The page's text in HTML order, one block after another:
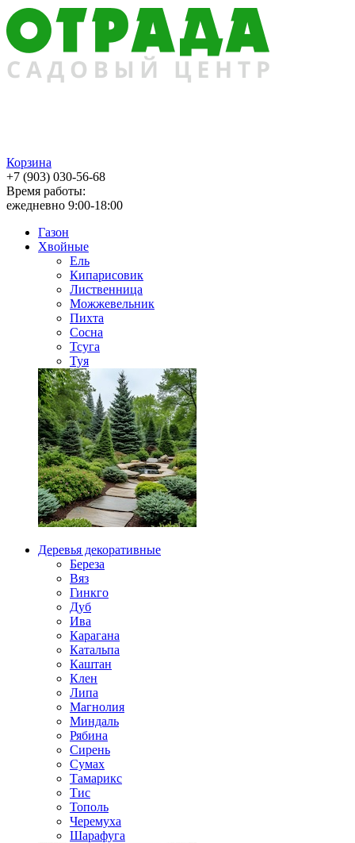
Корзина
+7 (903) 030-56-68
Время работы:
ежедневно 9:00-18:00
Газон
Хвойные
Ель
Кипарисовик
Лиственница
Можжевельник
Пихта
Сосна
Тсуга
Туя
Деревья декоративные
Береза
Вяз
Гинкго
Дуб
Ива
Карагана
Катальпа
Каштан
Клен
Липа
Магнолия
Миндаль
Рябина
Сирень
Сумах
Тамарикс
Тис
Тополь
Черемуха
Шарафуга